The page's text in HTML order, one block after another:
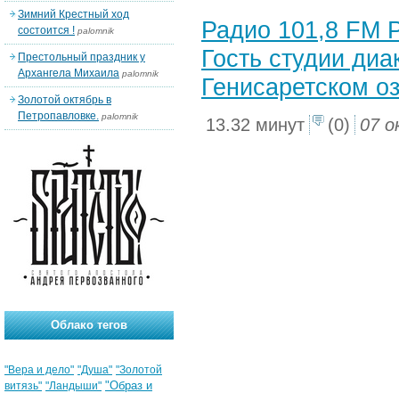
Радио 101,8 FM
Гость студии
Генисаретском
13.32 минут (0) 07
Зимний Крестный ход
состоится ! palomnik
Престольный праздник у
Архангела Михаила palomnik
Золотой октябрь в
Петропавловке. palomnik
Облако тегов
"Вера и дело" "Душа" "Золотой
витязь" "Ландыши" "Образ и